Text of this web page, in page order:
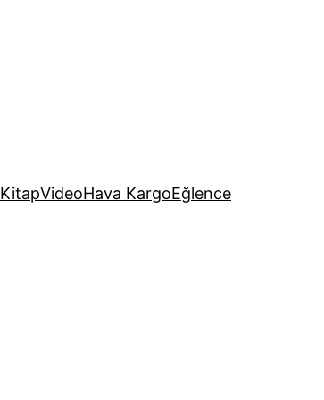
KitapVideoHava KargoEğlence